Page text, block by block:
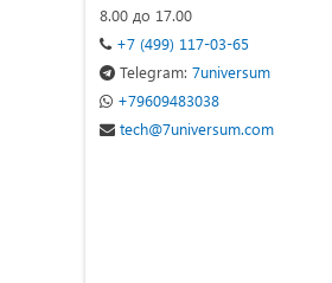
8.00 до 17.00
+7 (499) 117-03-65
Telegram: 7universum
+79609483038
tech@7universum.com